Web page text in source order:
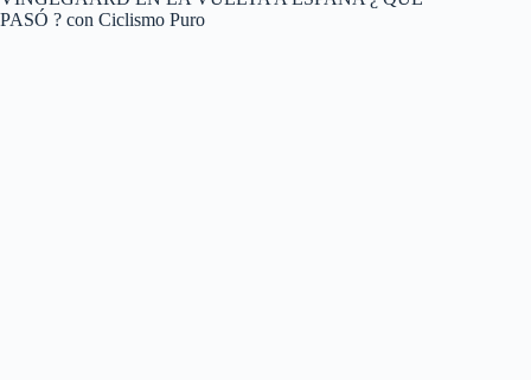
PASÓ ? con Ciclismo Puro